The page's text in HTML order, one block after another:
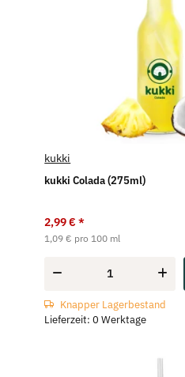
kukki
kukki Colada (275ml)
2,99 €*
1,09 € pro 100 ml
Knapper Lagerbestand
Lieferzeit: 0 Werktage